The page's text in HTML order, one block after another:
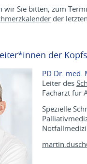
wir Sie bitten, zum
der
der
PD Dr. med.
Leiter des
Facharzt für
Spezielle